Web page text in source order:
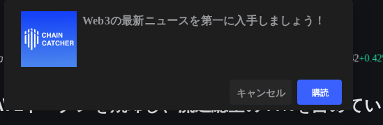
レンダー +0.42%
トークンを焼却し、流通総量の44%を占めてい
Web3の最新ニュースを第一に入手しましょう！
キャンセル 購読